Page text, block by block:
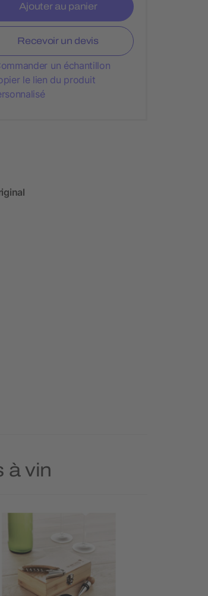
Ajouter au panier
Recevoir un devis
un échantillon
le lien du produit
à vin